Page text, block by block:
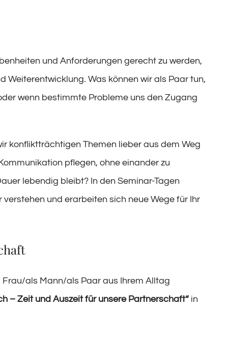
und Anforderungen gerecht zu werden,
Was können wir als Paar tun,
wenn bestimmte Probleme uns den Zugang
konfliktträchtigen Themen lieber aus dem Weg
pflegen, ohne einander zu
lebendig bleibt? In den Seminar-Tagen
und erarbeiten sich neue Wege für Ihr
als Mann/als Paar aus Ihrem Alltag
– Zeit und Auszeit für unsere Partnerschaft“ in